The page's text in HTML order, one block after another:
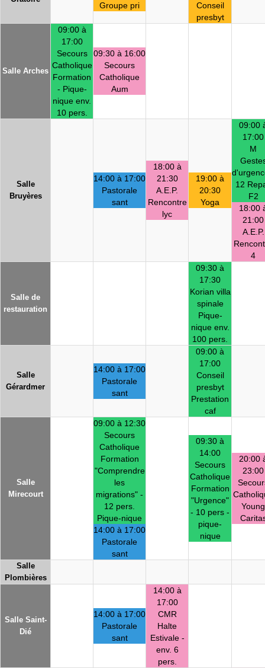
Groupe pri
Conseil
presbyt
Salle Arches
09:00 à
17:00
Secours
Catholique
Formation
- Pique-
nique env.
10 pers.
09:30 à 16:00
Secours
Catholique
Aum
Salle
Bruyères
14:00 à 17:00
Pastorale
sant
18:00 à
21:30
A.E.P.
Rencontre
lyc
19:00 à
20:30
Yoga
09:00
17:00
M
12
F2
18:00
21:00
A.E.P.
4
Salle de
restauration
09:30 à
17:30
Korian villa
spinale
Pique-
nique env.
100 pers.
Salle
Gérardmer
14:00 à 17:00
Pastorale
sant
09:00 à
17:00
Conseil
presbyt
Prestation
caf
Salle
Mirecourt
09:00 à 12:30
Secours
Catholique
Formation
"Comprendre
les
migrations" -
12 pers.
Pique-nique
14:00 à 17:00
Pastorale
sant
09:30 à
14:00
Secours
Catholique
Formation
"Urgence"
- 10 pers -
pique-
nique
20:00
23:00
Young
Salle
Plombières
Salle Saint-
Dié
14:00 à 17:00
Pastorale
sant
14:00 à
17:00
CMR
Halte
Estivale -
env. 6
pers.